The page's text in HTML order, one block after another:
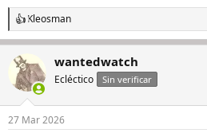
R
e
a
c
c
i
e
Kleosman
wantedwatch
Ecléctico Sin verificar
27 Mar 2026